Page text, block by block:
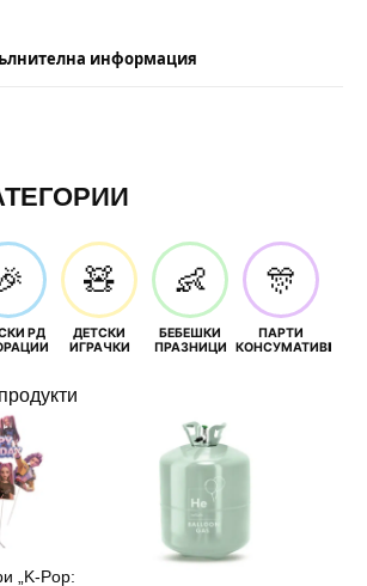
информация
РД
🧸
ДЕТСКИ
ИГРАЧКИ
👶
БЕБЕШКИ
ПРАЗНИЦИ
🎊
ПАРТИ
КОНСУМАТИВИ
„K-Pop: